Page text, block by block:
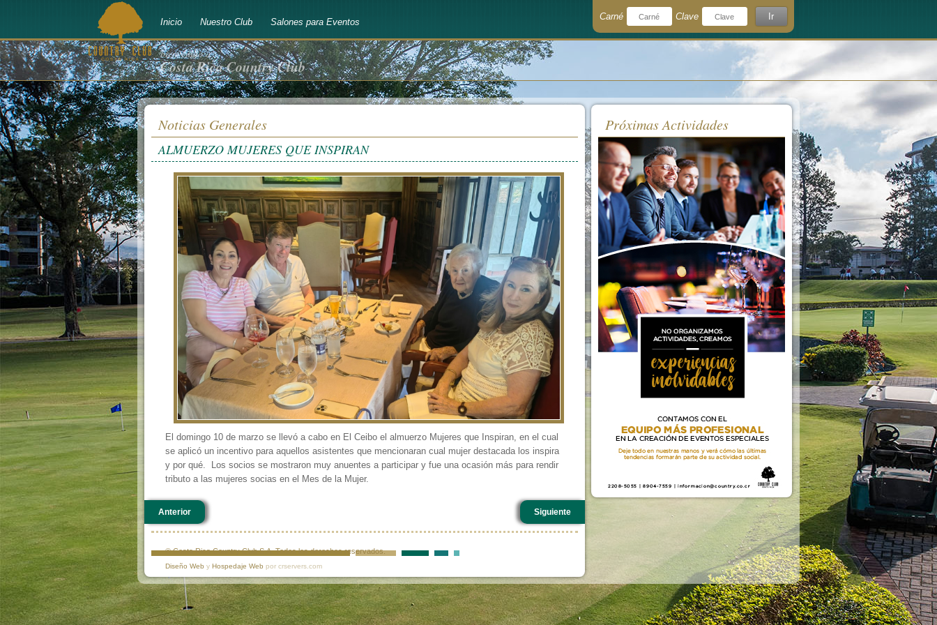
bienvenido a
Costa Rica Country Club
Inicio Nuestro Club Salones para Eventos
Carné Clave
Recuérdeme
Ir
¿Olvidó su clave?
Noticias Generales
ALMUERZO MUJERES QUE INSPIRAN
El domingo 10 de marzo se llevó a cabo en El Ceibo el almuerzo Mujeres que Inspiran, en el cual
se aplicó un incentivo para aquellos asistentes que mencionaran cual mujer destacada los inspira
y por qué. Los socios se mostraron muy anuentes a participar y fue una ocasión más para rendir
tributo a las mujeres socias en el Mes de la Mujer.
Anterior Siguiente
© Costa Rica Country Club S.A. Todos los derechos reservados.
Diseño Web y Hospedaje Web por crservers.com
Próximas Actividades